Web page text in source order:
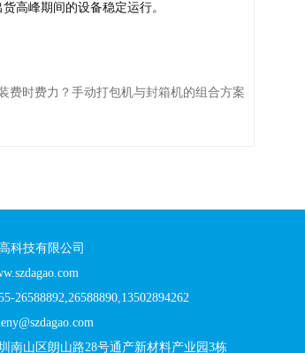
高峰期间的设备稳定运行。
费时费力？手动打包机与封箱机的组合方案
科技有限公司
26588892,26588890,13502894262
南山区朗山路28号通产新材料产业园3栋